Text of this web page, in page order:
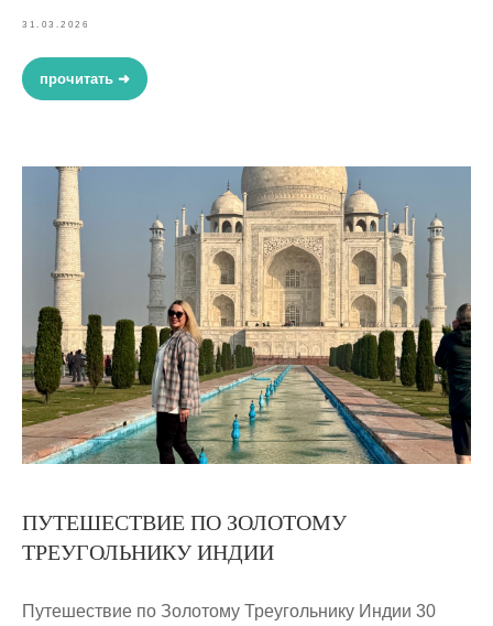
31.03.2026
прочитать ➜
ПУТЕШЕСТВИЕ ПО ЗОЛОТОМУ
ТРЕУГОЛЬНИКУ ИНДИИ
Путешествие по Золотому Треугольнику Индии 30